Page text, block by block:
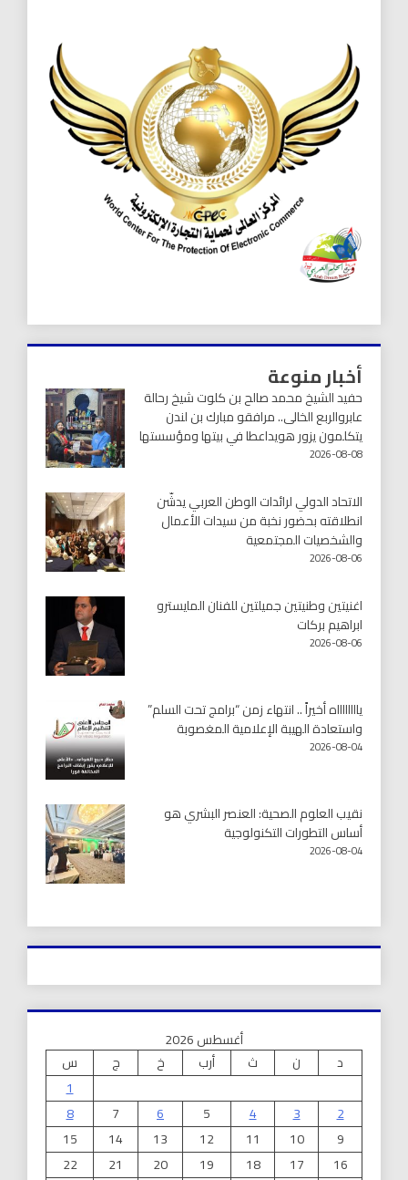
أخبار منوعة
حفيد الشيخ محمد صالح بن كلوت شيخ رحالة
عابروالربع الخالى.. مرافقو مبارك بن لندن
يتكلمون يزور هويداعطا في بيتها ومؤسستها
2026-08-08
الاتحاد الدولي لرائدات الوطن العربي يدشّن
انطلاقته بحضور نخبة من سيدات الأعمال
والشخصيات المجتمعية
2026-08-06
اغنيتين وطنيتين جميلتين للفنان المايسترو
ابراهيم بركات
2026-08-06
يااااااااه أخيراً .. انتهاء زمن “برامج تحت السلم”
واستعادة الهيبة الإعلامية المغصوبة
2026-08-04
نقيب العلوم الصحية: العنصر البشري هو
أساس التطورات التكنولوجية
2026-08-04
أغسطس 2026
د
ن ث أرب خ ج
س
1
2
3
4
5
6
7
8
9
10
11
12
13
14
15
16
17
18
19
20
21
22